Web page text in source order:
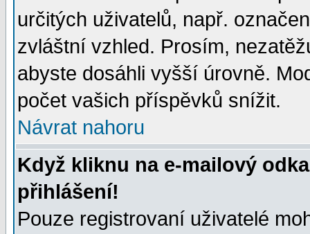
určitých uživatelů, např.
zvláštní vzhled. Prosím,
abyste dosáhli vyšší úrovně.
počet vašich příspěvků snížit.
Návrat nahoru
Když kliknu na e-mailový
přihlášení!
Pouze registrovaní uživatelé